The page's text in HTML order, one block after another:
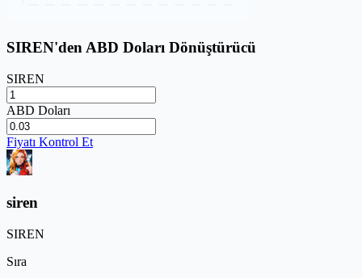
SIREN'den ABD Doları Dönüştürücü
SIREN
ABD Doları
Fiyatı Kontrol Et
siren
SIREN
Sıra